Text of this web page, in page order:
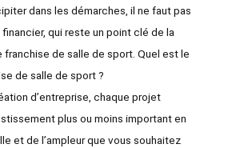
dans les démarches, il ne faut pas
qui reste un point clé de la
de salle de sport. Quel est le
de salle de sport ?
d’entreprise, chaque projet
plus ou moins important en
et de l’ampleur que vous souhaitez